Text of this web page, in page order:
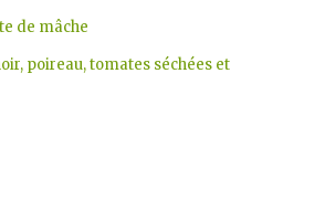
de mâche
poireau, tomates séchées et